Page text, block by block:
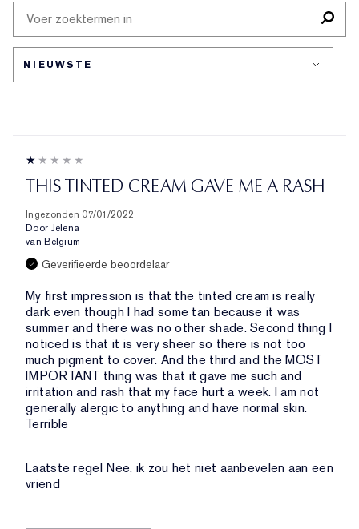
HUIDZORG
THIS TINTED CREAM GAVE ME A RASH
Ingezonden 07/01/2022
Door Jelena
van Belgium
Geverifieerde beoordelaar
My first impression is that the tinted cream is really
dark even though I had some tan because it was
summer and there was no other shade. Second thing I
noticed is that it is very sheer so there is not too
much pigment to cover. And the third and the MOST
IMPORTANT thing was that it gave me such and
irritation and rash that my face hurt a week. I am not
generally alergic to anything and have normal skin.
Terrible
Laatste regelNee, ik zou het niet aanbevelen aan een
vriend